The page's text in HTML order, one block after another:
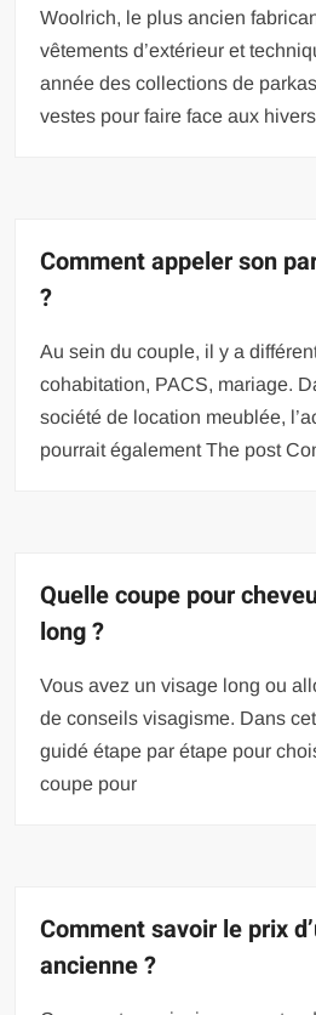
Woolrich, le plus ancien
vêtements d’extérieur et
année des collections de
vestes pour faire face aux
Comment appeler son
?
Au sein du couple, il y a
cohabitation, PACS, mariage.
société de location meublée,
pourrait également The post
Quelle coupe pour
long ?
Vous avez un visage long ou
de conseils visagisme. Dans
guidé étape par étape pour
coupe pour
Comment savoir le prix
ancienne ?